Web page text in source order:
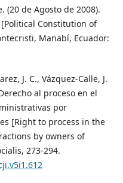
(20 de Agosto de 2008).
Constitution of
Manabí, Ecuador:
J. C., Vázquez-Calle, J.
al proceso en el
por
[Right to process in the
by owners of
273-294.